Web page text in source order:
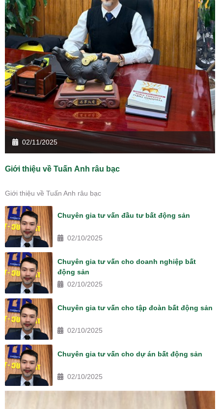
02/11/2025
Giới thiệu về Tuấn Anh râu bạc
Giới thiệu về Tuấn Anh râu bạc
Chuyên gia tư vấn đầu tư bất động sản
02/10/2025
Chuyên gia tư vấn cho doanh nghiệp bất
động sản
02/10/2025
Chuyên gia tư vấn cho tập đoàn bất động sản
02/10/2025
Chuyên gia tư vấn cho dự án bất động sản
02/10/2025